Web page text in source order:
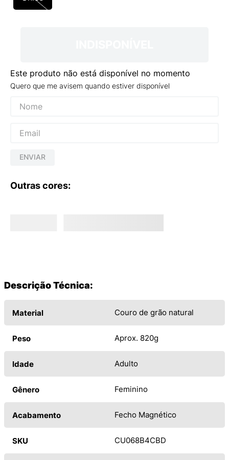
Este produto não está disponível no momento
Quero que me avisem quando estiver disponível
ENVIAR
Outras cores:
Descrição Técnica:
Material Couro de grão natural
Peso Aprox. 820g
Idade Adulto
Gênero Feminino
Acabamento Fecho Magnético
SKU CU068B4CBD
VANS TÊNIS VANS ULTRARANGE